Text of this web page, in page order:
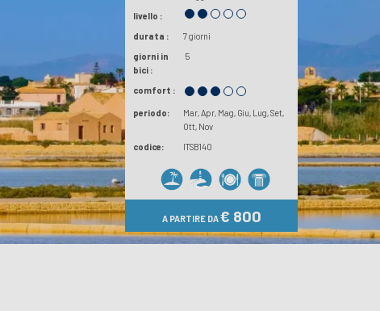
livello :
durata :
7 giorni
giorni in
bici :
5
comfort :
periodo: Mar Apr Mag Giu Lug Set
Ott Nov
codice:
ITSB140
A PARTIRE DA€ 800